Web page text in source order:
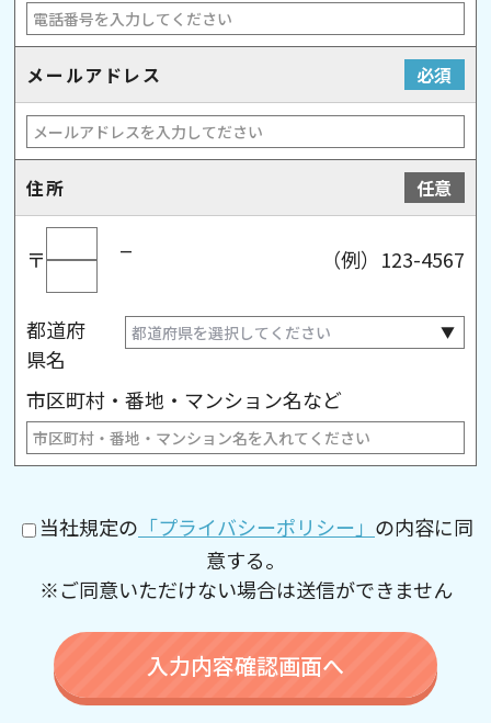
メールアドレス 必須
住所 任意
〒 （例）123-4567
都道府
県名
市区町村・番地・マンション名など
当社規定の 「プライバシーポリシー」 の内容に同
意する。
※ご同意いただけない場合は送信ができません